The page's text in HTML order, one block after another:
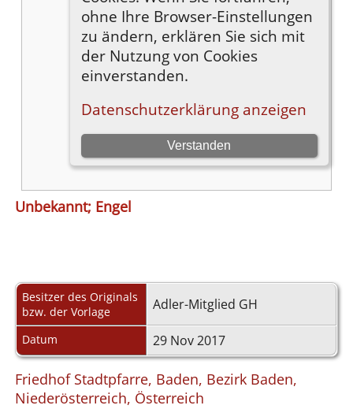
Unbekannt; Engel
Besitzer des Originals
bzw. der Vorlage
Adler-Mitglied GH
Datum 29 Nov 2017
Friedhof Stadtpfarre, Baden, Bezirk Baden,
Niederösterreich, Österreich